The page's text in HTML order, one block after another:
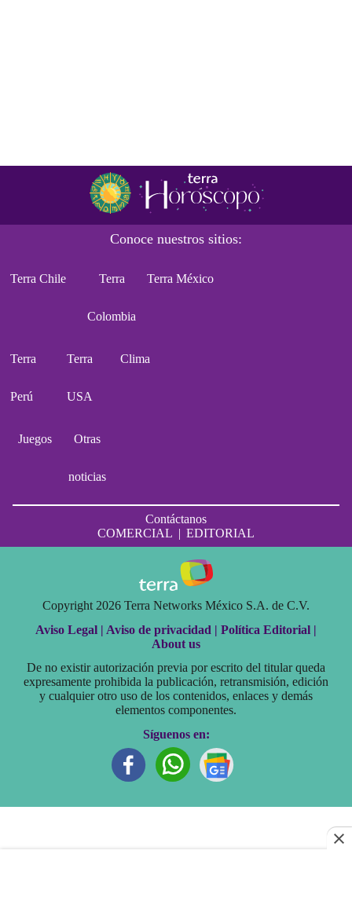
Conoce nuestros sitios:
Terra Chile Terra
Colombia
Terra México
Terra
Perú
Terra
USA
Clima
Juegos Otras
noticias
Contáctanos
COMERCIAL | EDITORIAL
Copyright 2026 Terra Networks México S.A. de C.V.
Aviso Legal | Aviso de privacidad | Política Editorial |
About us
De no existir autorización previa por escrito del titular queda
expresamente prohibida la publicación, retransmisión, edición
y cualquier otro uso de los contenidos, enlaces y demás
elementos componentes.
Síguenos en: